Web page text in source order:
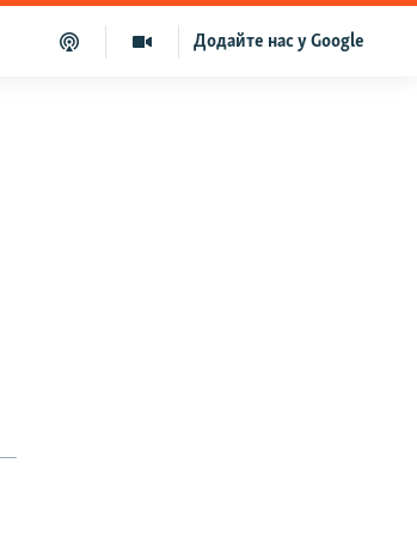
Додайте нас у Google